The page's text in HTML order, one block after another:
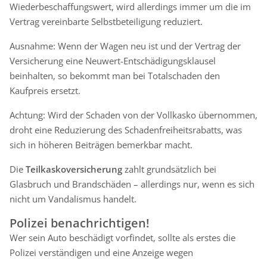
Wiederbeschaffungswert, wird allerdings immer um die im
Vertrag vereinbarte Selbstbeteiligung reduziert.
Ausnahme: Wenn der Wagen neu ist und der Vertrag der
Versicherung eine Neuwert-Entschädigungsklausel
beinhalten, so bekommt man bei Totalschaden den
Kaufpreis ersetzt.
Achtung: Wird der Schaden von der Vollkasko übernommen,
droht eine Reduzierung des Schadenfreiheitsrabatts, was
sich in höheren Beiträgen bemerkbar macht.
Die Teilkaskoversicherung zahlt grundsätzlich bei
Glasbruch und Brandschäden – allerdings nur, wenn es sich
nicht um Vandalismus handelt.
Polizei benachrichtigen!
Wer sein Auto beschädigt vorfindet, sollte als erstes die
Polizei verständigen und eine Anzeige wegen